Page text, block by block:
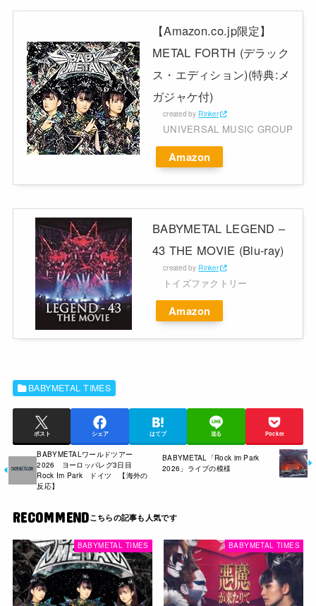
【Amazon.co.jp限定】
METAL FORTH (デラック
ス・エディション)(特典:メ
ガジャケ付)
created by Rinker
UNIVERSAL MUSIC GROUP
Amazon
BABYMETAL LEGEND –
43 THE MOVIE (Blu-ray)
created by Rinker
トイズファクトリー
Amazon
BABYMETAL TIMES
ポスト シェア はてブ 送る Pocket
BABYMETALワールドツアー
2026 ヨーロッパレグ3日目
Rock Im Park ドイツ 【海外の
反応】
BABYMETAL「Rock im Park
2026」ライブの模様
RECOMMEND
BABYMETAL TIMES BABYMETAL TIMES